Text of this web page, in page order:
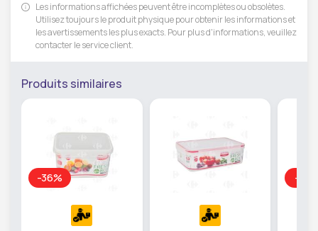
Les informations affichées peuvent être incomplètes ou obsolètes.
Utilisez toujours le produit physique pour obtenir les informations et
les avertissements les plus exacts. Pour plus d'informations, veuillez
contacter le service client.
Produits similaires
-36% -31%